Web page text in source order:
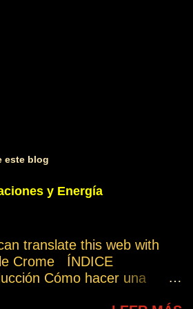
este blog
y Energía
translate this web with
Crome ÍNDICE
Cómo hacer una